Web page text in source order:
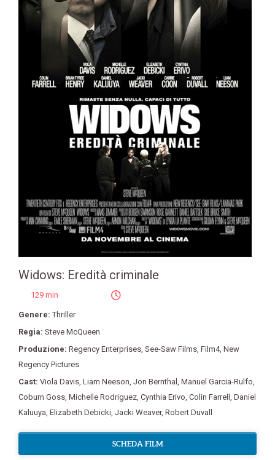
Widows: Eredità criminale
129 min
Genere:Thriller
Regia: Steve McQueen
Produzione: Regency Enterprises See-Saw Films Film4, New
Regency Pictures
Cast: Viola Davis Liam Neeson Jon Bernthal Manuel Garcia-Rulfo
Coburn Goss Michelle Rodriguez Cynthia Erivo Colin Farrell Daniel
Kaluuya Elizabeth Debicki Jacki Weaver, Robert Duvall
SCHEDA FILM